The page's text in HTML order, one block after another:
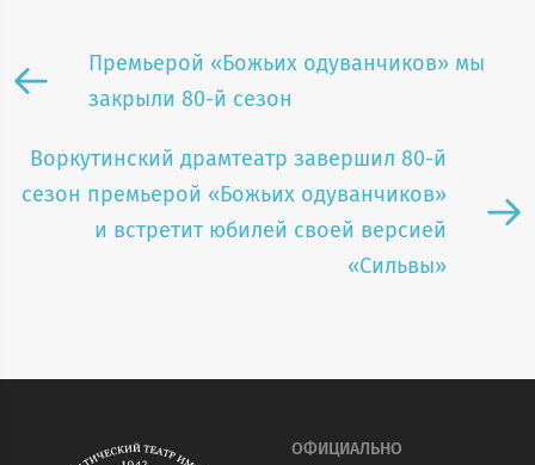
Премьерой «Божьих одуванчиков» мы
закрыли 80-й сезон
Воркутинский драмтеатр завершил 80-й
сезон премьерой «Божьих одуванчиков»
и встретит юбилей своей версией
«Сильвы»
ОФИЦИАЛЬНО